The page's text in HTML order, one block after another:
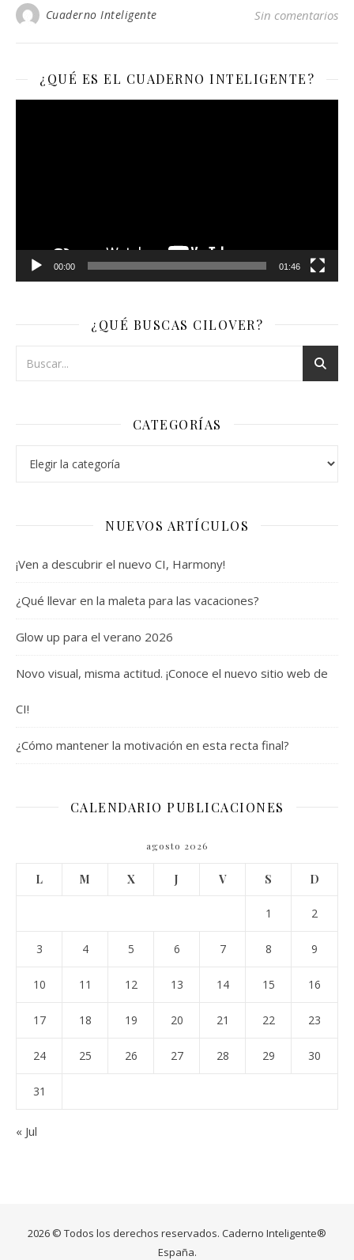
Cuaderno Inteligente Sin comentarios
¿QUÉ ES EL CUADERNO INTELIGENTE?
00:00 01:46
¿QUÉ BUSCAS CILOVER?
CATEGORÍAS
NUEVOS ARTÍCULOS
¡Ven a descubrir el nuevo CI, Harmony!
¿Qué llevar en la maleta para las vacaciones?
Glow up para el verano 2026
Novo visual, misma actitud. ¡Conoce el nuevo sitio web de
CI!
¿Cómo mantener la motivación en esta recta final?
CALENDARIO PUBLICACIONES
agosto 2026
L M X J V S D
1 2
3 4 5 6 7 8 9
10 11 12 13 14 15 16
17 18 19 20 21 22 23
24 25 26 27 28 29 30
31
« Jul
2026 © Todos los derechos reservados. Caderno Inteligente®
España.